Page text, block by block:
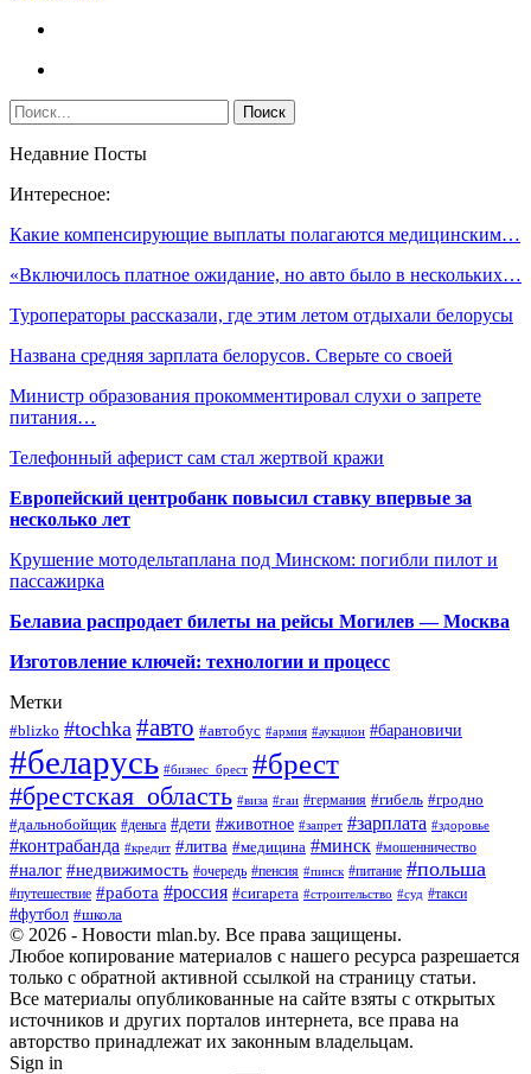
Недавние Посты
Интересное:
Какие компенсирующие выплаты полагаются медицинским…
«Включилось платное ожидание, но авто было в нескольких…
Туроператоры рассказали, где этим летом отдыхали белорусы
Названа средняя зарплата белорусов. Сверьте со своей
Министр образования прокомментировал слухи о запрете
питания…
Телефонный аферист сам стал жертвой кражи
Европейский центробанк повысил ставку впервые за
несколько лет
Крушение мотодельтаплана под Минском: погибли пилот и
пассажирка
Белавиа распродает билеты на рейсы Могилев — Москва
Изготовление ключей: технологии и процесс
Метки
#blizko #tochka #авто #автобус #армия #аукцион #барановичи
#беларусь #бизнес_брест #брест
#брестская_область #виза #гаи #германия #гибель #гродно
#дальнобойщик #деньга #дети #животное #запрет #зарплата #здоровье
#контрабанда #кредит #литва #медицина #минск #мошенничество
#налог #недвижимость #очередь #пенсия #пинск #питание #польша
#путешествие #работа #россия #сигарета #строительство #суд #такси
#футбол #школа
© 2026 - Новости mlan.by. Все права защищены.
Любое копирование материалов с нашего ресурса разрешается
только с обратной активной ссылкой на страницу статьи.
Все материалы опубликованные на сайте взяты с открытых
источников и других порталов интернета, все права на
авторство принадлежат их законным владельцам.
Sign in